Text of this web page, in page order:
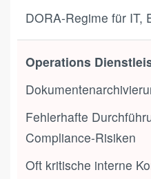
DORA-Regime für IT,
Operations
Fehlerhafte
Compliance-Risiken
Oft kritische interne